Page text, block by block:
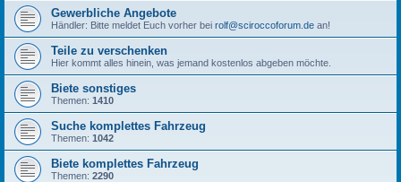
Gewerbliche Angebote
Händler: Bitte meldet Euch vorher bei rolf@sciroccoforum.de an!
Teile zu verschenken
Hier kommt alles hinein, was jemand kostenlos abgeben möchte.
Biete sonstiges
Themen: 1410
Suche komplettes Fahrzeug
Themen: 1042
Biete komplettes Fahrzeug
Themen: 2290